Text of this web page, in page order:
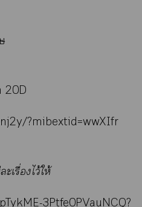
20D
?mibextid=wwXIfr
เรื่องไว้ให้
3Ptfe0PVauNCQ?